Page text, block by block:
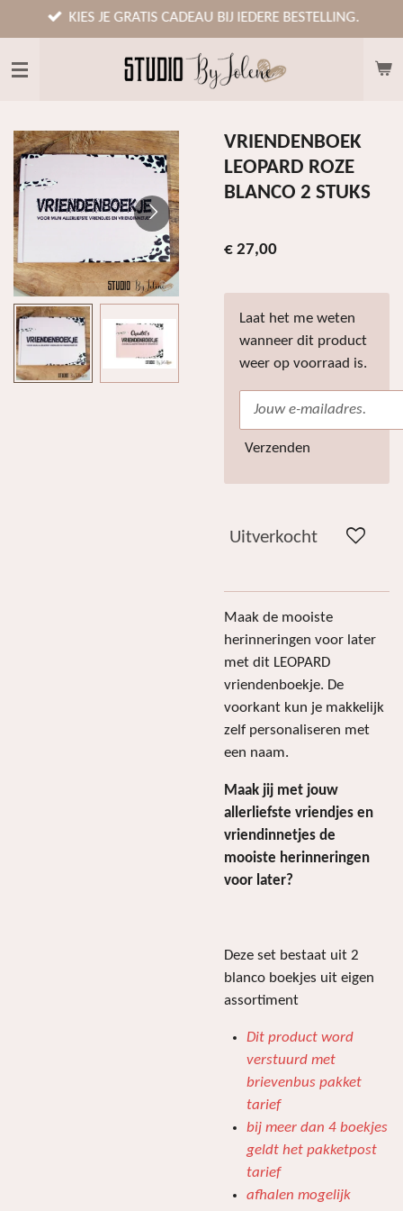
direct
naar
KIES JE GRATIS CADEAU BIJ IEDERE BESTELLING.
VRIENDENBOEK
LEOPARD ROZE
BLANCO 2 STUKS
€ 27,00
Laat het me weten
wanneer dit product
weer op voorraad is.
Verzenden
Uitverkocht
Maak de mooiste
herinneringen voor later
met dit LEOPARD
vriendenboekje. De
voorkant kun je makkelijk
zelf personaliseren met
een naam.
Maak jij met jouw
allerliefste vriendjes en
vriendinnetjes de
mooiste herinneringen
voor later?
Deze set bestaat uit 2
blanco boekjes uit eigen
assortiment
Dit product word
verstuurd met
brievenbus pakket
tarief
bij meer dan 4 boekjes
geldt het pakketpost
tarief
afhalen mogelijk